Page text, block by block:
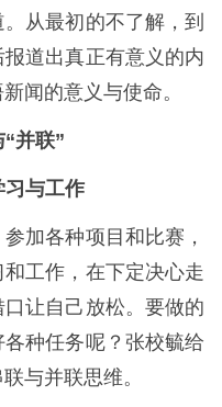
从最初的不了解，到
道出真正有意义的内
闻的意义与使命。
“并联”
习与工作
加各种项目和比赛，
工作，在下定决心走
让自己放松。要做的
种任务呢？张校毓给
与并联思维。